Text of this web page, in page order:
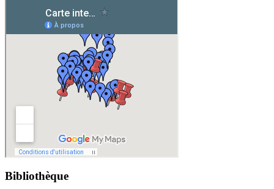
Bibliothèque